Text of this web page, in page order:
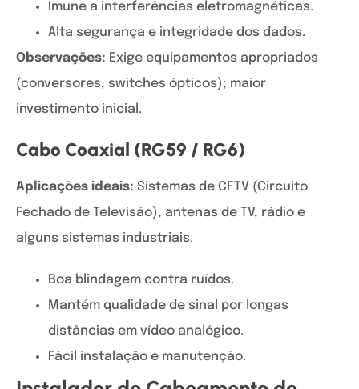
Imune a interferências eletromagnéticas.
Alta segurança e integridade dos dados.
Observações: Exige equipamentos apropriados
(conversores, switches ópticos); maior
investimento inicial.
Cabo Coaxial (RG59 / RG6)
Aplicações ideais: Sistemas de CFTV (Circuito
Fechado de Televisão), antenas de TV, rádio e
alguns sistemas industriais.
Boa blindagem contra ruídos.
Mantém qualidade de sinal por longas
distâncias em vídeo analógico.
Fácil instalação e manutenção.